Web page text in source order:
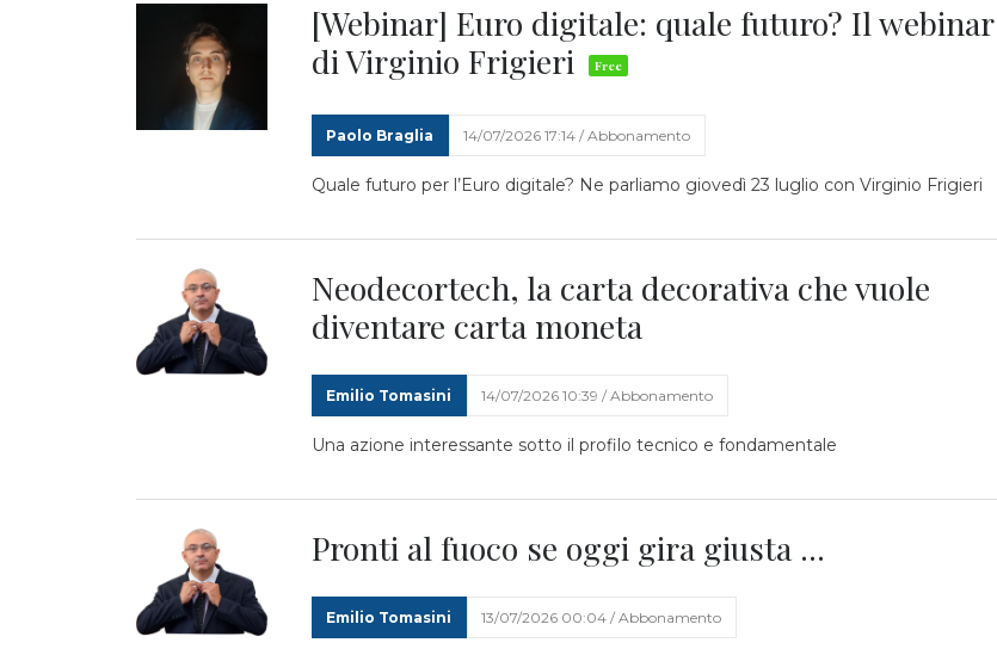
[Webinar] Euro digitale: quale futuro? Il webinar
di Virginio Frigieri
Paolo Braglia 14/07/2026 17:14 / Abbonamento
Quale futuro per l’Euro digitale? Ne parliamo giovedì 23 luglio con Virginio Frigieri
Neodecortech, la carta decorativa che vuole
diventare carta moneta
Emilio Tomasini 14/07/2026 10:39 / Abbonamento
Una azione interessante sotto il profilo tecnico e fondamentale
Pronti al fuoco se oggi gira giusta ...
Emilio Tomasini 13/07/2026 00:04 / Abbonamento